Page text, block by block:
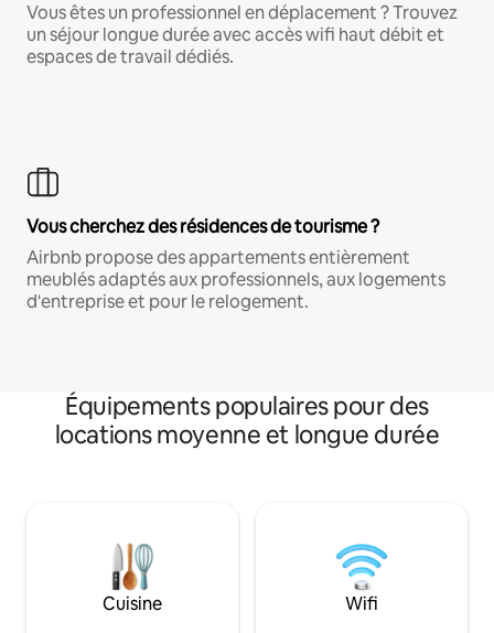
Vous êtes un professionnel en déplacement ? Trouvez
un séjour longue durée avec accès wifi haut débit et
espaces de travail dédiés.
Vous cherchez des résidences de tourisme ?
Airbnb propose des appartements entièrement
meublés adaptés aux professionnels, aux logements
d'entreprise et pour le relogement.
Équipements populaires pour des
locations moyenne et longue durée
Cuisine Wifi